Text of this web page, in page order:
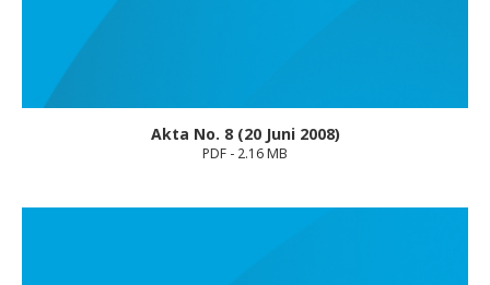
Akta No. 8 (20 Juni 2008)
PDF - 2.16 MB